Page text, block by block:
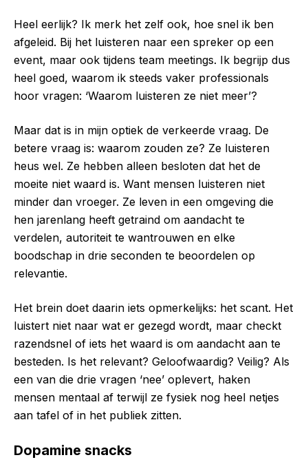
Heel eerlijk? Ik merk het zelf ook, hoe snel ik ben
afgeleid. Bij het luisteren naar een spreker op een
event, maar ook tijdens team meetings. Ik begrijp dus
heel goed, waarom ik steeds vaker professionals
hoor vragen: ‘Waarom luisteren ze niet meer’?
Maar dat is in mijn optiek de verkeerde vraag. De
betere vraag is: waarom zouden ze? Ze luisteren
heus wel. Ze hebben alleen besloten dat het de
moeite niet waard is. Want mensen luisteren niet
minder dan vroeger. Ze leven in een omgeving die
hen jarenlang heeft getraind om aandacht te
verdelen, autoriteit te wantrouwen en elke
boodschap in drie seconden te beoordelen op
relevantie.
Het brein doet daarin iets opmerkelijks: het scant. Het
luistert niet naar wat er gezegd wordt, maar checkt
razendsnel of iets het waard is om aandacht aan te
besteden. Is het relevant? Geloofwaardig? Veilig? Als
een van die drie vragen ‘nee’ oplevert, haken
mensen mentaal af terwijl ze fysiek nog heel netjes
aan tafel of in het publiek zitten.
Dopamine snacks